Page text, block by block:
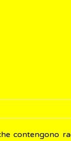
contengono